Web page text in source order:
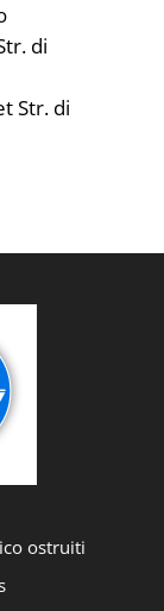
di
Str. di
ostruiti